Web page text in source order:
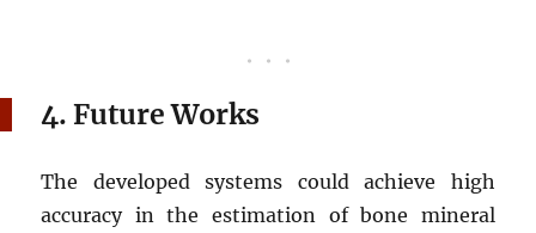
4. Future Works
The developed systems could achieve high
accuracy in the estimation of bone mineral